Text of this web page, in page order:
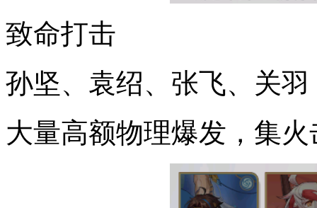
致命打击
孙坚、袁绍、张飞、关羽
大量高额物理爆发，集